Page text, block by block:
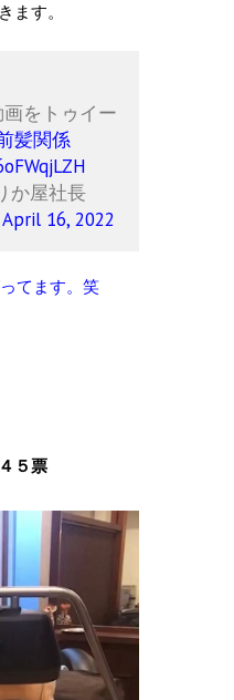
ます。
をトゥイー
髪関係
か屋社長
April 16, 2022
てます。笑
５票